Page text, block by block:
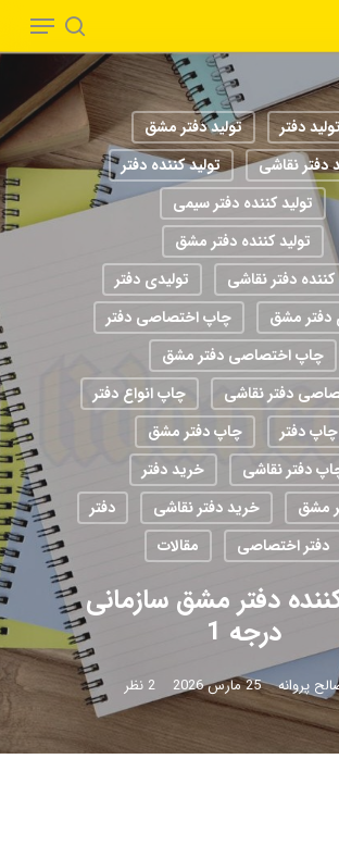
search
Menu
دفتر
تولید دفتر مشق
دفتر نقاشی
تولید کننده دفتر
تولید کننده دفتر سیمی
تولید کننده دفتر مشق
کننده دفتر نقاشی
تولیدی دفتر
دفتر مشق
چاپ اختصاصی دفتر
چاپ اختصاصی دفتر مشق
دفتر نقاشی
چاپ انواع دفتر
چاپ دفتر
چاپ دفتر مشق
دفتر نقاشی
خرید دفتر
مشق
خرید دفتر نقاشی
دفتر
دفتر اختصاصی
مقالات
دفتر مشق سازمانی
درجه 1
پروانه 25 مارس 2026 2 نظر